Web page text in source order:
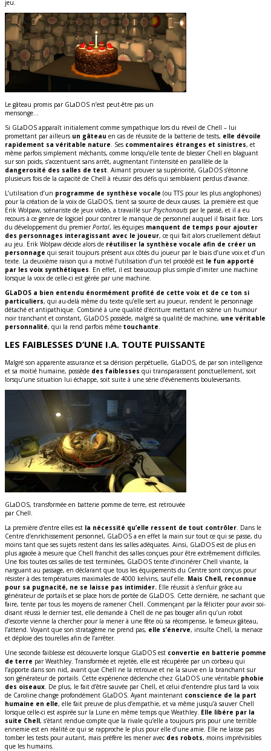
jeu.
Le gâteau promis par GLaDOS n’est peut-être pas un
mensonge…
Si GLaDOS apparaît initialement comme sympathique lors du réveil de Chell – lui
promettant par ailleurs un gâteau en cas de réussite de la batterie de tests, elle dévoile
rapidement sa véritable nature. Ses commentaires étranges et sinistres, et
même parfois simplement méchants, comme lorsqu’elle tente de blesser Chell en blaguant
sur son poids, s’accentuent sans arrêt, augmentant l’intensité en parallèle de la
dangerosité des salles de test. Aimant prouver sa supériorité, GLaDOS s’étonne
plusieurs fois de la capacité de Chell à réussir des défis qui semblaient perdus d’avance.
L’utilisation d’un programme de synthèse vocale (ou TTS pour les plus anglophones)
pour la création de la voix de GLaDOS, tient sa source de deux causes. La première est que
Erik Wolpaw, scénariste de jeux vidéo, a travaillé surPsychonauts par le passé, et il a eu
recours à ce genre de logiciel pour contrer le manque de personnel auquel il faisait face. Lors
du développement du premierPortal, les équipes manquent de temps pour ajouter
des personnages interagissant avec le joueur, ce qui fait alors cruellement défaut
au jeu. Erik Wolpaw décide alors de réutiliser la synthèse vocale afin de créer un
personnage qui serait toujours présent aux côtés du joueur par le biais d’une voix et d’un
texte. La deuxième raison qui a motivé l’utilisation d’un tel procédé est le fun apporté
par les voix synthétiques. En effet, il est beaucoup plus simple d’imiter une machine
lorsque la voix de celle-ci est gérée par une machine.
GLaDOS a bien entendu énormément profité de cette voix et de ce ton si
particuliers, qui au-delà même du texte qu’elle sert au joueur, rendent le personnage
détaché et antipathique. Combiné à une qualité d’écriture mettant en scène un humour
noir tranchant et constant, GLaDOS possède, malgré sa qualité de machine, une véritable
personnalité, qui la rend parfois même touchante.
LES FAIBLESSES D’UNE I.A. TOUTE PUISSANTE
Malgré son apparente assurance et sa dérision perpétuelle, GLaDOS, de par son intelligence
et sa moitié humaine, possède des faiblesses qui transparaissent ponctuellement, soit
lorsqu’une situation lui échappe, soit suite à une série d’événements bouleversants.
GLaDOS, transformée en batterie pomme de terre, est retrouvée
par Chell.
La première d’entre elles est la nécessité qu’elle ressent de tout contrôler . Dans le
Centre d’enrichissement personnel, GLaDOS a en effet la main sur tout ce qui se passe, du
moins tant que ses sujets restent dans les salles adéquates. Ainsi, GLaDOS est de plus en
plus agacée à mesure que Chell franchit des salles conçues pour être extrêmement difficiles.
Une fois toutes ces salles de test terminées, GLaDOS tente d’incinérer Chell vivante, la
narguant au passage, en déclarant que tous les équipements du Centre sont conçus pour
résister à des températures maximales de 4000 kelvins, sauf elle. Mais Chell, reconnue
pour sa pugnacité, ne se laisse pas intimider. Elle réussit à s’enfuir grâce au
générateur de portails et se place hors de portée de GLaDOS. Cette dernière, ne sachant que
faire, tente par tous les moyens de ramener Chell. Commençant par la féliciter pour avoir soi-
disant réussi le dernier test, elle demande à Chell de ne pas bouger afin qu’un robot
d’escorte vienne la chercher pour la mener à une fête où sa récompense, le fameux gâteau,
l’attend. Voyant que son stratagème ne prend pas, elle s’énerve, insulte Chell, la menace
et déploie des tourelles afin de l’arrêter.
Une seconde faiblesse est découverte lorsque GLaDOS est convertie en batterie pomme
de terre par Weathley. Transformée et rejetée, elle est récupérée par un corbeau qui
l’apporte dans son nid, avant que Chell ne la retrouve et ne la sauve en la branchant sur
son générateur de portails. Cette expérience déclenche chez GLaDOS une véritable phobie
des oiseaux . De plus, le fait d’être sauvée par Chell, et celui d’entendre plus tard la voix
de Caroline change profondément GLaDOS. Ayant maintenant conscience de la part
humaine en elle, elle fait preuve de plus d’empathie, et va même jusqu’à sauver Chell
lorsque celle-ci est aspirée sur la Lune en même temps que Weathley. Elle libére par la
suite Chell, s’étant rendue compte que la rivale qu’elle a toujours pris pour une terrible
ennemie est en réalité ce qui se rapproche le plus pour elle d’une amie. Elle ne laisse pas
tomber les tests pour autant, mais préfère les mener avec des robots, moins imprévisibles
que les humains.